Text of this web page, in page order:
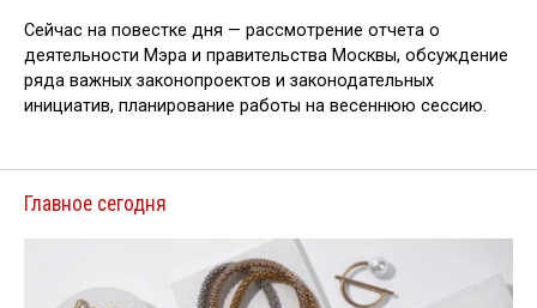
Сейчас на повестке дня — рассмотрение отчета о
деятельности Мэра и правительства Москвы, обсуждение
ряда важных законопроектов и законодательных
инициатив, планирование работы на весеннюю сессию.
Главное сегодня